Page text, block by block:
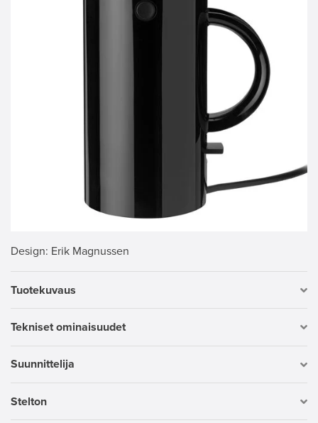
Design: Erik Magnussen
Tuotekuvaus
Tekniset ominaisuudet
Suunnittelija
Stelton